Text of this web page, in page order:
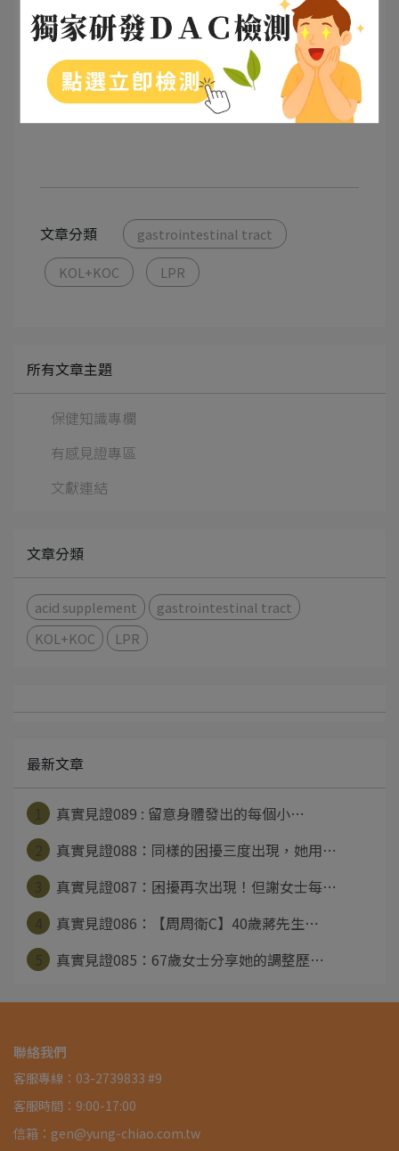
咽喉逆流跟胃食道逆流不一樣！呼吸道不會
好跟他很有關係！看這一篇就全懂了
全球一半人口都受影響！胃癌隱形殺手：
「幽門桿菌」最完整的檢查與治療指南！
文章分類 gastrointestinal tract
KOL+KOC LPR
所有文章主題
保健知識專欄
有感見證專區
文獻連結
文章分類
acid supplement
gastrointestinal tract
KOL+KOC
LPR
最新文章
真實見證089 : 留意身體發出的每個小⋯
真實見證088：同樣的困擾三度出現，她用⋯
真實見證087：困擾再次出現！但謝女士每⋯
真實見證086：【周周衛C】40歲蔣先生⋯
真實見證085：67歲女士分享她的調整歷⋯
聯絡我們
客服專線：03-2739833 #9
客服時間：9:00-17:00
信箱：gen@yung-chiao.com.tw